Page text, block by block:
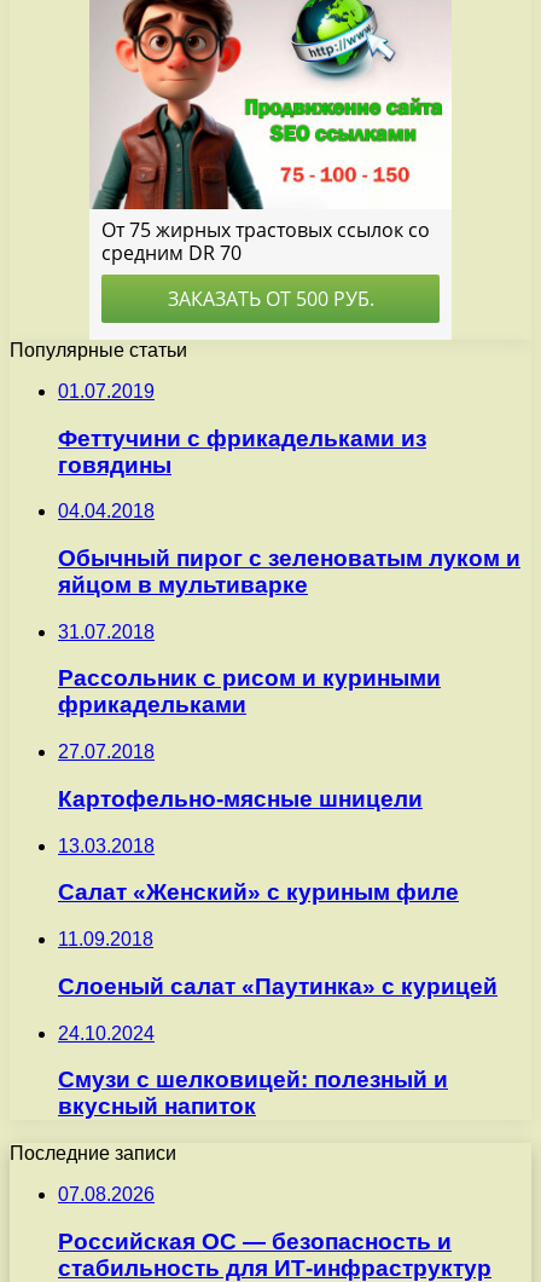
Популярные статьи
01.07.2019
Феттучини с фрикадельками из
говядины
04.04.2018
Обычный пирог с зеленоватым луком и
яйцом в мультиварке
31.07.2018
Рассольник с рисом и куриными
фрикадельками
27.07.2018
Картофельно-мясные шницели
13.03.2018
Салат «Женский» с куриным филе
11.09.2018
Слоеный салат «Паутинка» с курицей
24.10.2024
Смузи с шелковицей: полезный и
вкусный напиток
Последние записи
07.08.2026
Российская ОС — безопасность и
стабильность для ИТ-инфраструктур